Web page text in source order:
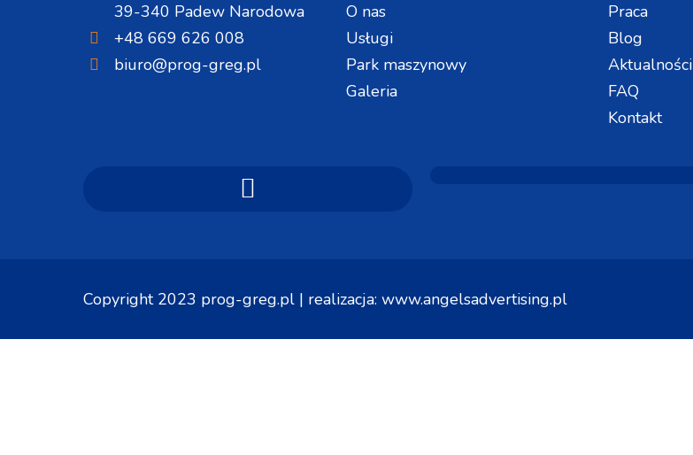
39-340 Padew Narodowa
+48 669 626 008
biuro@prog-greg.pl
O nas
Usługi
Park maszynowy
Galeria
Praca
Blog
Aktualności
FAQ
Kontakt
Copyright 2023 prog-greg.pl | realizacja: www.angelsadvertising.pl